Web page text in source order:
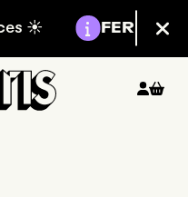
☀️
Information :